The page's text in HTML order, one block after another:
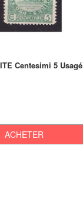
Centesimi 5 Usagé
ACHETER